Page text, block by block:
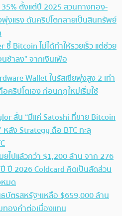
ตั้งแต่ปี 2025 สวนทางทอง-
พุ่งแรง ดันคริปโตกลายเป็นสินทรัพย์
ชี้ Bitcoin ไม่ได้ทำให้รวยเร็ว แต่ช่วย
ช้าลง” จากเงินเฟ้อ
Wallet ในรัสเซียพุ่งสูง 2 เท่า
คริปโตเอง ก่อนกฎใหม่เริ่มใช้
ลั่น “มีแค่ Satoshi ที่ขาย Bitcoin
ลัง Strategy ถือ BTC ทะลุ
ยไปแล้วกว่า $1,200 ล้าน จาก 276
ปี 2026 Coldcard คิดเป็นสัดส่วน
มด
บัตรสหรัฐฯเหลือ $659,000 ล้าน
ทองคำต่อเนื่องแทน